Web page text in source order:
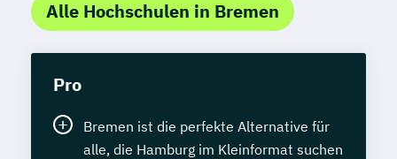
Alle Hochschulen in Bremen
Pro
Bremen ist die perfekte Alternative für
alle, die Hamburg im Kleinformat suchen